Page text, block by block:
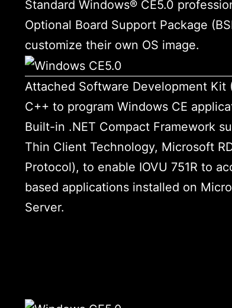
Standard Windows® CE5.0
Optional Board Support Package
customize their own OS image.
Attached Software Development Kit
C++ to program Windows CE
Built-in .NET Compact Framework
Thin Client Technology, Microsoft
Protocol), to enable IOVU 751R to
based applications installed on
Server.